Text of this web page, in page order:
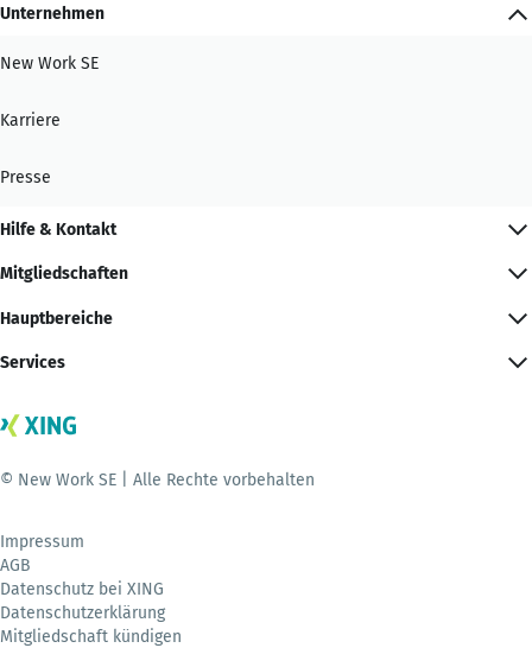
Unternehmen
New Work SE
Karriere
Presse
Hilfe & Kontakt
Mitgliedschaften
Hauptbereiche
Services
© New Work SE | Alle Rechte vorbehalten
Impressum
AGB
Datenschutz bei XING
Datenschutzerklärung
Mitgliedschaft kündigen